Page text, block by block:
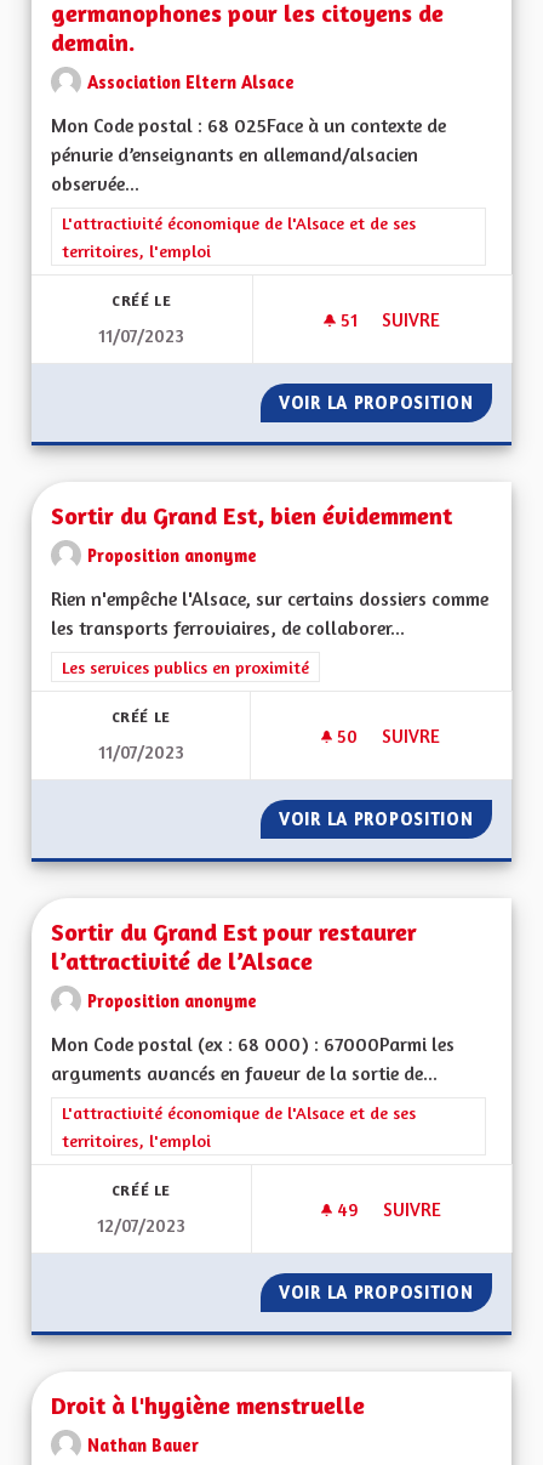
germanophones pour les citoyens de
demain.
Association Eltern Alsace
Mon Code postal : 68 025Face à un contexte de
pénurie d’enseignants en allemand/alsacien
observée...
Filtrer les résultats de la catégorie : L'attractivité
L'attractivité économique de l'Alsace et de ses
territoires, l'emploi
CRÉÉ LE
11/07/2023
51 51 ABONNÉS
SUIVRE
VOIR LA PROPOSITION
Sortir du Grand Est, bien évidemment
Proposition anonyme
Rien n'empêche l'Alsace, sur certains dossiers comme
les transports ferroviaires, de collaborer...
Filtrer les résultats de la catégorie : Les services publics en
Les services publics en proximité
CRÉÉ LE
11/07/2023
50 50 ABONNÉS
SUIVRE
VOIR LA PROPOSITION
Sortir du Grand Est pour restaurer
l’attractivité de l’Alsace
Proposition anonyme
Mon Code postal (ex : 68 000) : 67000Parmi les
arguments avancés en faveur de la sortie de...
Filtrer les résultats de la catégorie : L'attractivité
L'attractivité économique de l'Alsace et de ses
territoires, l'emploi
CRÉÉ LE
12/07/2023
49 49 ABONNÉS
SUIVRE
VOIR LA PROPOSITION
Droit à l'hygiène menstruelle
Nathan Bauer